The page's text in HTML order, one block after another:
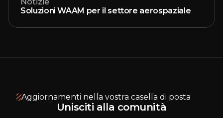
Soluzioni WAAM per il settore aerospaziale
Aggiornamenti nella vostra casella di posta
Unisciti alla comunità